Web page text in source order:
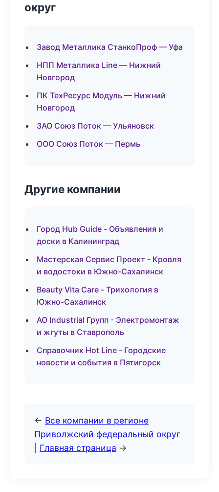
округ
Завод Металлика СтанкоПроф — Уфа
НПП Металлика Line — Нижний
Новгород
ПК ТехРесурс Модуль — Нижний
Новгород
ЗАО Союз Поток — Ульяновск
ООО Союз Поток — Пермь
Другие компании
Город Hub Guide - Объявления и
доски в Калининград
Мастерская Сервис Проект - Кровля
и водостоки в Южно-Сахалинск
Beauty Vita Care - Трихология в
Южно-Сахалинск
АО Industrial Групп - Электромонтаж
и жгуты в Ставрополь
Справочник Hot Line - Городские
новости и события в Пятигорск
← Все компании в регионе
Приволжский федеральный округ
Главная страница →